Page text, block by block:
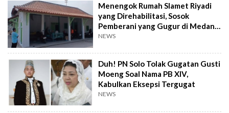
Menengok Rumah Slamet Riyadi
yang Direhabilitasi, Sosok
Pemberani yang Gugur di Medan
Perang
NEWS
Duh! PN Solo Tolak Gugatan Gusti
Moeng Soal Nama PB XIV,
Kabulkan Eksepsi Tergugat
NEWS